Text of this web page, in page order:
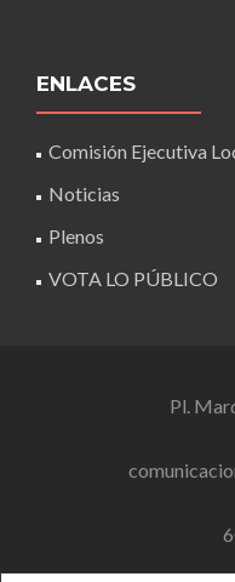
ENLACES
Comisión Ejecutiva
Noticias
Plenos
VOTA LO PÚBLICO
Pl.